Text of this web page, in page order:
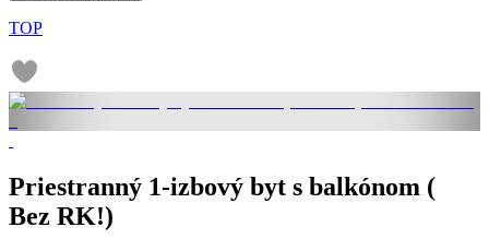
TOP
Priestranný 1-izbový byt s balkónom (
Bez RK!) ​